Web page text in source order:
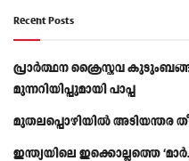
Recent Posts
പ്രാര്‍ത്ഥന ക്രൈസ്തവ
മുന്നറിയിപ്പുമായി പാപ്പ
മുതലപ്പൊഴിയിൽ അടിയന്തര
ഇന്ത്യയിലെ ഇക്കൊല്ലത്തെ